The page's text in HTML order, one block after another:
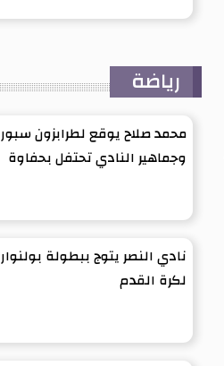
رياضة
محمد صلاح يوقع لطرابزون سبور
وجماهير النادي تحتفل بحفاوة
نادي النصر يتوج ببطولة بولنوار
لكرة القدم